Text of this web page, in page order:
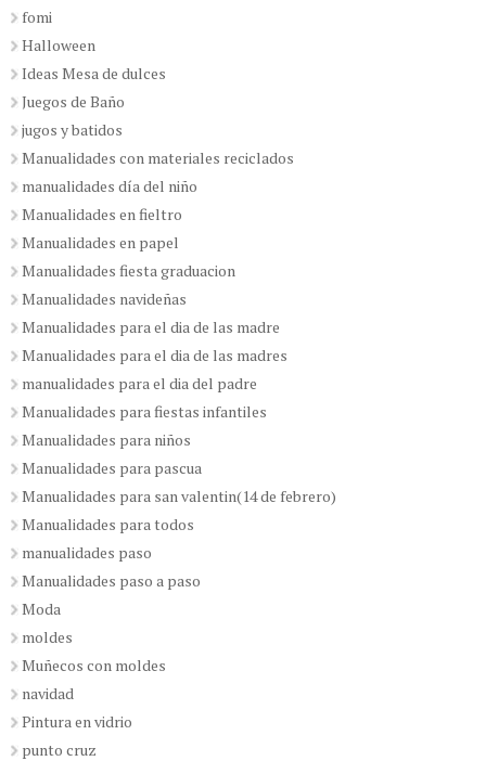
fomi
Halloween
Ideas Mesa de dulces
Juegos de Baño
jugos y batidos
Manualidades con materiales reciclados
manualidades día del niño
Manualidades en fieltro
Manualidades en papel
Manualidades fiesta graduacion
Manualidades navideñas
Manualidades para el dia de las madre
Manualidades para el dia de las madres
manualidades para el dia del padre
Manualidades para fiestas infantiles
Manualidades para niños
Manualidades para pascua
Manualidades para san valentin(14 de febrero)
Manualidades para todos
manualidades paso
Manualidades paso a paso
Moda
moldes
Muñecos con moldes
navidad
Pintura en vidrio
punto cruz